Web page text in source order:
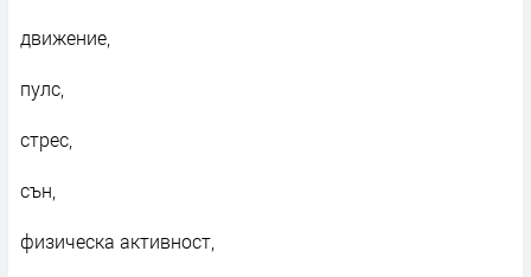
движение,
пулс,
стрес,
сън,
физическа активност,